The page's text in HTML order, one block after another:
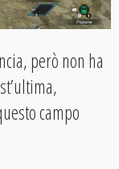
però non ha
campo